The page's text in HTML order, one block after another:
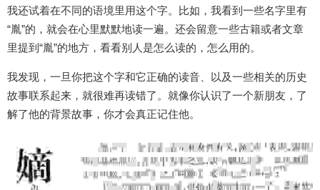
我还试着在不同的语境里用这个字。比如，我看到一些名字里有
“胤”的，就会在心里默默地读一遍。还会留意一些古籍或者文章
里提到“胤”的地方，看看别人是怎么读的，怎么用的。
我发现，一旦你把这个字和它正确的读音、以及一些相关的历史
故事联系起来，就很难再读错了。就像你认识了一个新朋友，了
解了他的背景故事，你才会真正记住他。